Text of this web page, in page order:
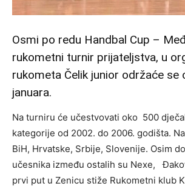
Osmi po redu Handbal Cup –
rukometni turnir prijateljstva, u
rukometa Čelik junior održaće se
januara.
Na turniru će učestvovati oko 500
kategorije od 2002. do 2006. godišta.
BiH, Hrvatske, Srbije, Slovenije. Osim
učesnika između ostalih su Nexe,
prvi put u Zenicu stiže Rukometni klub